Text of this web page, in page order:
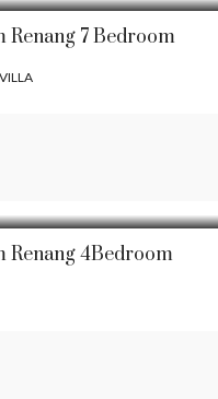
Renang 7 Bedroom
VILLA
Renang 4Bedroom